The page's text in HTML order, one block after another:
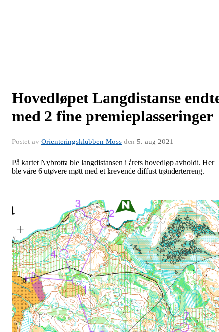
Hovedløpet Langdistanse
med 2 fine premieplasseringer
Postet av Orienteringsklubben Moss den 5. aug 2021
På kartet Nybrotta ble langdistansen i årets hovedløp avholdt. Her
ble våre 6 utøvere møtt med et krevende diffust trønderterreng.